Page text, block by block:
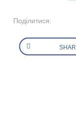
Поділитися: